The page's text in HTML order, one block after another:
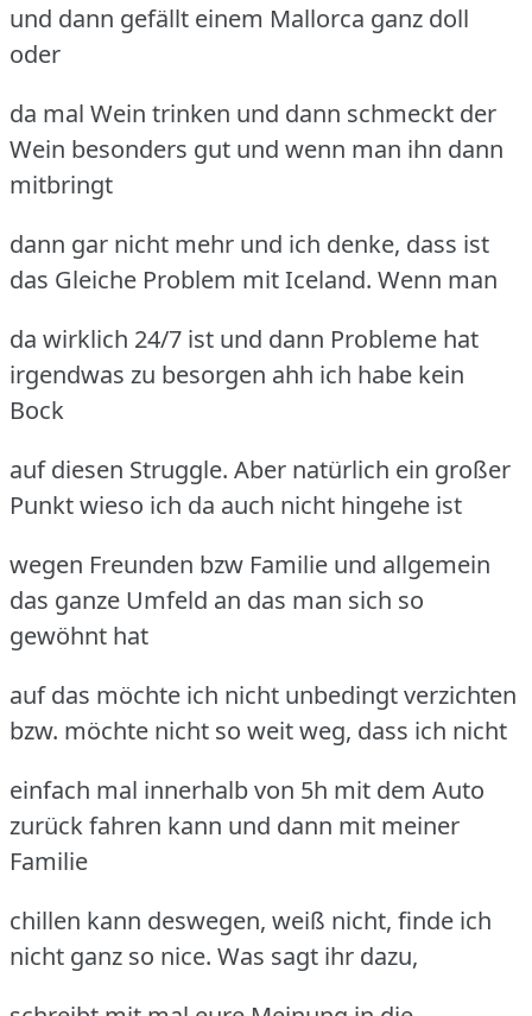
und dann gefällt einem Mallorca ganz doll
oder
da mal Wein trinken und dann schmeckt der
Wein besonders gut und wenn man ihn dann
mitbringt
dann gar nicht mehr und ich denke, dass ist
das Gleiche Problem mit Iceland. Wenn man
da wirklich 24/7 ist und dann Probleme hat
irgendwas zu besorgen ahh ich habe kein
Bock
auf diesen Struggle. Aber natürlich ein großer
Punkt wieso ich da auch nicht hingehe ist
wegen Freunden bzw Familie und allgemein
das ganze Umfeld an das man sich so
gewöhnt hat
auf das möchte ich nicht unbedingt verzichten
bzw. möchte nicht so weit weg, dass ich nicht
einfach mal innerhalb von 5h mit dem Auto
zurück fahren kann und dann mit meiner
Familie
chillen kann deswegen, weiß nicht, finde ich
nicht ganz so nice. Was sagt ihr dazu,